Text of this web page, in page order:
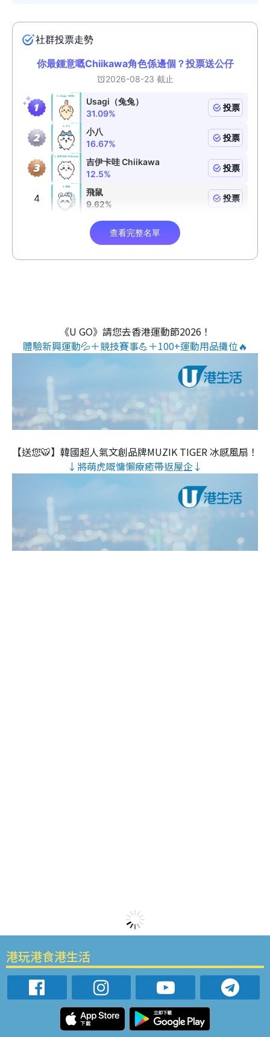
《U GO》請您去香港運動節2026！
體驗新興運動💦＋競技賽事💪＋100+運動用品攤位🔥
【送您🐯】韓國超人氣文創品牌MUZIK TIGER 冰感風扇！
↓將萌虎嘅慵懶療癒帶返屋企↓
港玩港食港生活